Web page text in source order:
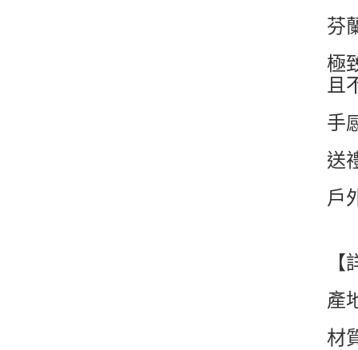
芬
極
且
手
送
戶
產
材